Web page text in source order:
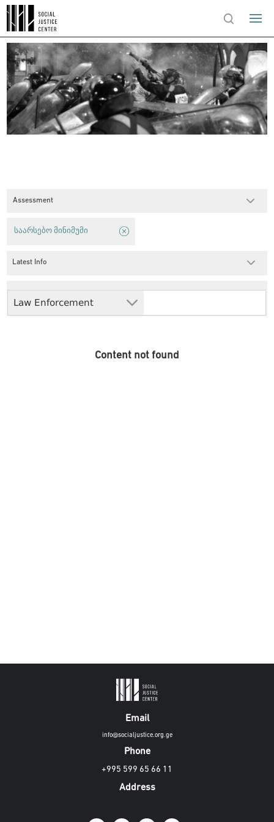
Assessment
Law Enforcement
საარსებო მინიმუმი
Latest Info
Content not found
Email
info@socialjustice.org.ge
Phone
+995 599 65 66 11
Address